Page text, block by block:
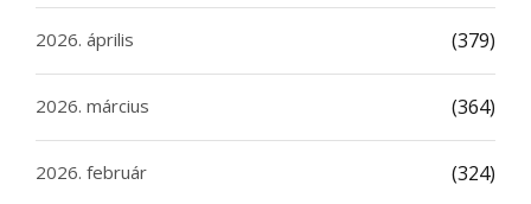
2026. április (379)
2026. március (364)
2026. február (324)